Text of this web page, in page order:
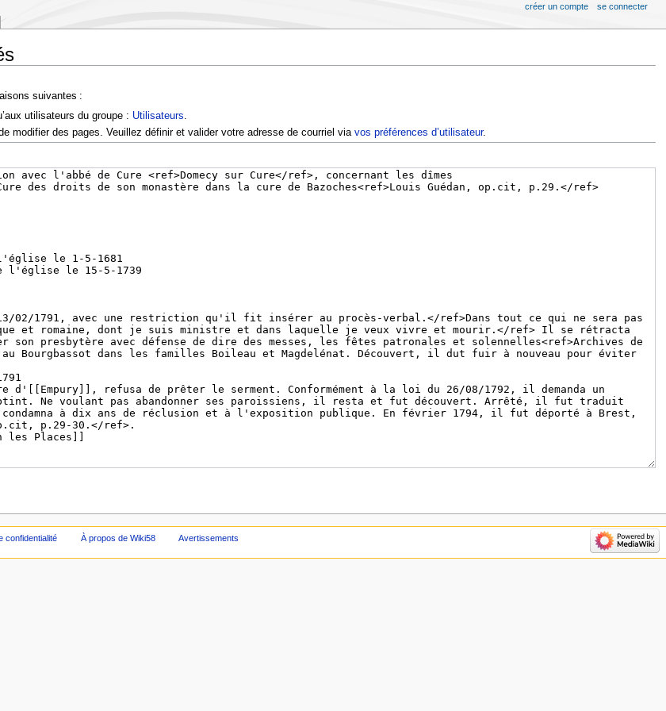
suivantes :
utilisateurs du groupe : Utilisateurs.
modifier des pages. Veuillez définir et valider votre adresse de courriel via vos préférences d’utilisateur.
créer un compte se connecter
confidentialité À propos de Wiki58 Avertissements